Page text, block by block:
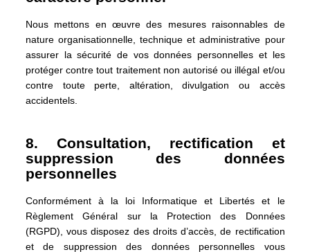
Nous mettons en œuvre des mesures raisonnables de
nature organisationnelle, technique et administrative pour
assurer la sécurité de vos données personnelles et les
protéger contre tout traitement non autorisé ou illégal et/ou
contre toute perte, altération, divulgation ou accès
accidentels.
8. Consultation, rectification et
suppression des données
personnelles
Conformément à la loi Informatique et Libertés et le
Règlement Général sur la Protection des Données
(RGPD), vous disposez des droits d’accès, de rectification
et de suppression des données personnelles vous